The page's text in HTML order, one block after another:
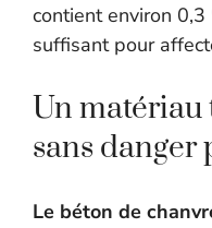
contient environ 0,3
suffisant pour
Un matériau
sans danger
Le béton de